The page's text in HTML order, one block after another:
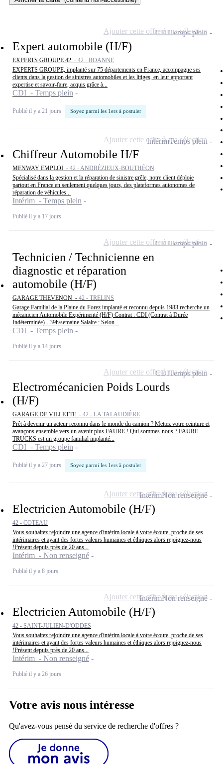
Expert automobile (H/F)
EXPERTS GROUPE 42 - 42 - ROANNE
EXPERTS GROUPE, implanté sur 75 départements en France, accompagne ses
clients dans la gestion de sinistres automobiles et les litiges, en leur apportant
expertise et savoir-faire, acquis grâce à...
CDI - Temps plein
Publié il y a 21 jours Soyez parmi les 1ers à postuler
CDITemps plein
Ajouter cette offre à ma sélection
Chiffreur Automobile H/F
MENWAY EMPLOI - 42 - ANDRÉZIEUX-BOUTHÉON
Spécialisé dans la gestion et la réparation de sinistre grêle, notre client déploie
partout en France en seulement quelques jours, des plateformes autonomes de
réparation de véhicules...
Intérim - Temps plein
Publié il y a 17 jours
IntérimTemps plein
Ajouter cette offre à ma sélection
Technicien / Technicienne en
diagnostic et réparation
automobile (H/F)
GARAGE THEVENON - 42 - TRELINS
Garage Familial de la Plaine du Forez implanté et reconnu depuis 1983 recherche un
mécanicien Automobile Expérimenté (H/F) Contrat : CDI (Contrat à Durée
Indéterminée) - 39h/semaine Salaire : Selon...
CDI - Temps plein
Publié il y a 14 jours
CDITemps plein
Ajouter cette offre à ma sélection
Electromécanicien Poids Lourds
(H/F)
GARAGE DE VILLETTE - 42 - LA TALAUDIÈRE
Prêt à devenir un acteur reconnu dans le monde du camion ? Mettez votre ceinture et
avançons ensemble vers un avenir plus FAURE ! Qui sommes-nous ? FAURE
TRUCKS est un groupe familial implanté...
CDI - Temps plein
Publié il y a 27 jours Soyez parmi les 1ers à postuler
CDITemps plein
Ajouter cette offre à ma sélection
Electricien Automobile (H/F)
42 - COTEAU
Vous souhaitez rejoindre une agence d'intérim locale à votre écoute, proche de ses
intérimaires et ayant des fortes valeurs humaines et éthiques alors rejoignez-nous
!Présent depuis près de 20 ans...
Intérim - Non renseigné
Publié il y a 8 jours
IntérimNon renseigné
Ajouter cette offre à ma sélection
Electricien Automobile (H/F)
42 - SAINT-JULIEN-D'ODDES
Vous souhaitez rejoindre une agence d'intérim locale à votre écoute, proche de ses
intérimaires et ayant des fortes valeurs humaines et éthiques alors rejoignez-nous
!Présent depuis près de 20 ans...
Intérim - Non renseigné
Publié il y a 26 jours
IntérimNon renseigné
Ajouter cette offre à ma sélection
Votre avis nous intéresse
Qu'avez-vous pensé du service de recherche d'offres ?